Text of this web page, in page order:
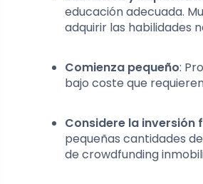
educación adecuada.
adquirir las habilidades
Comienza pequeño:
bajo coste que
Considere la inversión
pequeñas cantidades
de crowdfunding